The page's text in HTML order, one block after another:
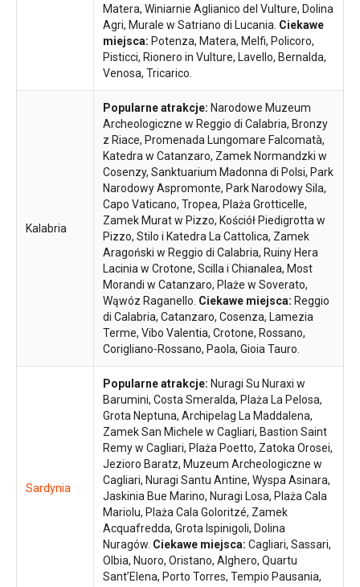
Matera, Winiarnie Aglianico del Vulture, Dolina
Agri, Murale w Satriano di Lucania. Ciekawe
miejsca: Potenza, Matera, Melfi, Policoro,
Pisticci, Rionero in Vulture, Lavello, Bernalda,
Venosa, Tricarico.
Kalabria
Popularne atrakcje: Narodowe Muzeum
Archeologiczne w Reggio di Calabria, Bronzy
z Riace, Promenada Lungomare Falcomatà,
Katedra w Catanzaro, Zamek Normandzki w
Cosenzy, Sanktuarium Madonna di Polsi, Park
Narodowy Aspromonte, Park Narodowy Sila,
Capo Vaticano, Tropea, Plaża Grotticelle,
Zamek Murat w Pizzo, Kościół Piedigrotta w
Pizzo, Stilo i Katedra La Cattolica, Zamek
Aragoński w Reggio di Calabria, Ruiny Hera
Lacinia w Crotone, Scilla i Chianalea, Most
Morandi w Catanzaro, Plaże w Soverato,
Wąwóz Raganello. Ciekawe miejsca: Reggio
di Calabria, Catanzaro, Cosenza, Lamezia
Terme, Vibo Valentia, Crotone, Rossano,
Corigliano-Rossano, Paola, Gioia Tauro.
Sardynia
Popularne atrakcje: Nuragi Su Nuraxi w
Barumini, Costa Smeralda, Plaża La Pelosa,
Grota Neptuna, Archipelag La Maddalena,
Zamek San Michele w Cagliari, Bastion Saint
Remy w Cagliari, Plaża Poetto, Zatoka Orosei,
Jezioro Baratz, Muzeum Archeologiczne w
Cagliari, Nuragi Santu Antine, Wyspa Asinara,
Jaskinia Bue Marino, Nuragi Losa, Plaża Cala
Mariolu, Plaża Cala Goloritzé, Zamek
Acquafredda, Grota Ispinigoli, Dolina
Nuragów. Ciekawe miejsca: Cagliari, Sassari,
Olbia, Nuoro, Oristano, Alghero, Quartu
Sant’Elena, Porto Torres, Tempio Pausania,